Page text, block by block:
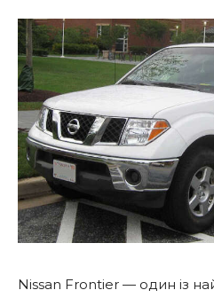
Nissan Frontier — один із